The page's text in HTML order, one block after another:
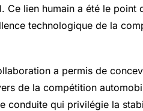
Ce lien humain a été le
technologique de la
a permis de
de la compétition
conduite qui privilégie la